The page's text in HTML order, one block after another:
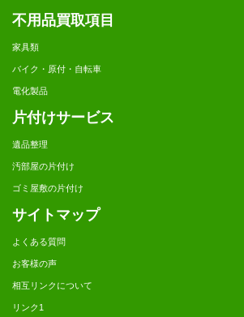
不用品買取項目
家具類
バイク・原付・自転車
電化製品
片付けサービス
遺品整理
汚部屋の片付け
ゴミ屋敷の片付け
サイトマップ
よくある質問
お客様の声
相互リンクについて
リンク1